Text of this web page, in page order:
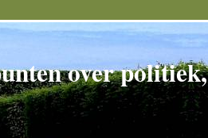
over politiek,